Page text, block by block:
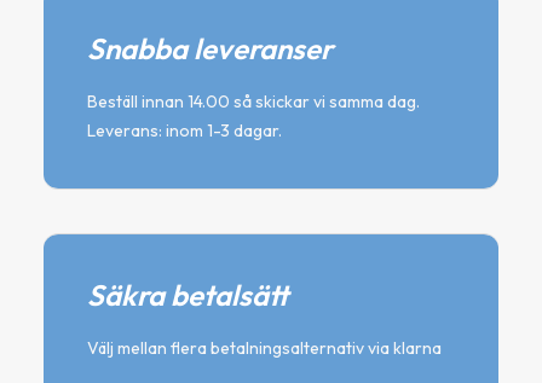
Snabba leveranser
Beställ innan 14.00 så skickar vi samma dag.
Leverans: inom 1-3 dagar.
Säkra betalsätt
Välj mellan flera betalningsalternativ via klarna